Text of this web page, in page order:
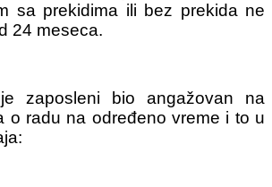
sa prekidima ili bez prekida ne
24 meseca.
zaposleni bio angažovan na
o radu na određeno vreme i to u